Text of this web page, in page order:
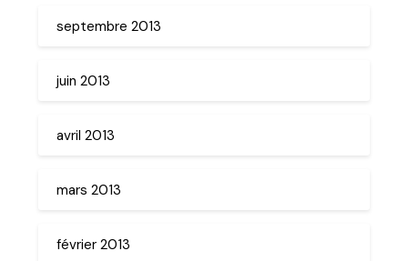
septembre 2013
juin 2013
avril 2013
mars 2013
février 2013